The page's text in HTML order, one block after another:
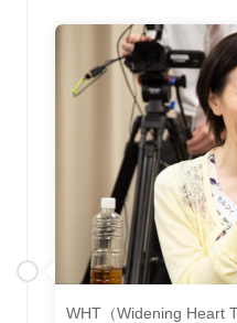
WHT（Widening Heart